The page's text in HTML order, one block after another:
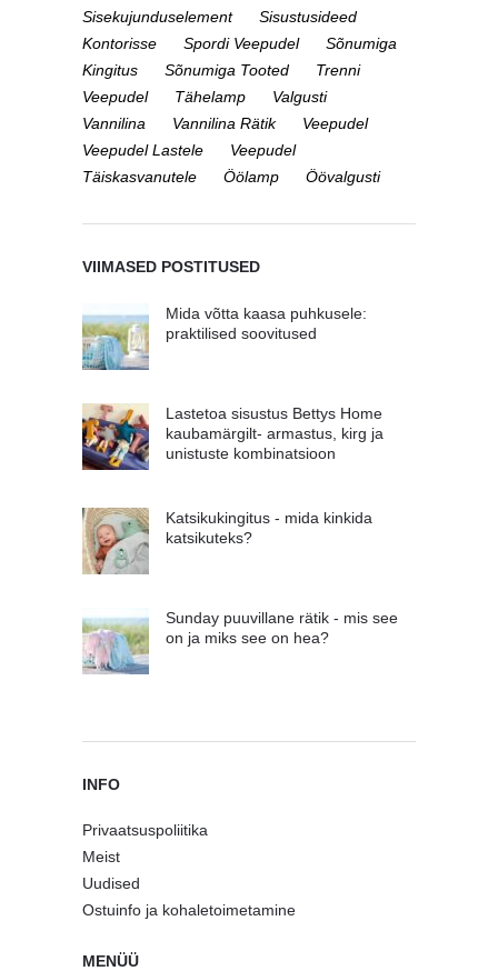
Sisekujunduselement
Sisustusideed
Kontorisse
Spordi Veepudel
Sõnumiga
Kingitus
Sõnumiga Tooted
Trenni
Veepudel
Tähelamp
Valgusti
Vannilina
Vannilina Rätik
Veepudel
Veepudel Lastele
Veepudel
Täiskasvanutele
Öölamp Öövalgusti
VIIMASED POSTITUSED
Mida võtta kaasa puhkusele:
praktilised soovitused
Lastetoa sisustus Bettys Home
kaubamärgilt- armastus, kirg ja
unistuste kombinatsioon
Katsikukingitus - mida kinkida
katsikuteks?
Sunday puuvillane rätik - mis see
on ja miks see on hea?
INFO
Privaatsuspoliitika
Meist
Uudised
Ostuinfo ja kohaletoimetamine
MENÜÜ